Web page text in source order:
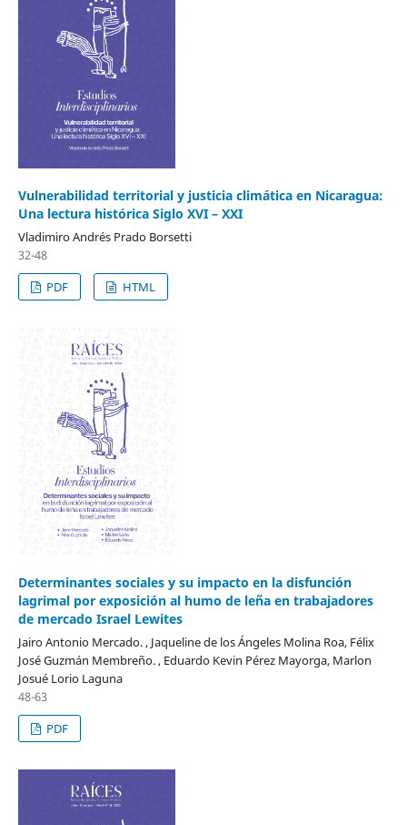
Vulnerabilidad territorial y justicia climática en Nicaragua:
Una lectura histórica Siglo XVI – XXI
Vladimiro Andrés Prado Borsetti
32-48
PDF
HTML
Determinantes sociales y su impacto en la disfunción
lagrimal por exposición al humo de leña en trabajadores
de mercado Israel Lewites
Jairo Antonio Mercado. , Jaqueline de los Ángeles Molina Roa, Félix
José Guzmán Membreño. , Eduardo Kevin Pérez Mayorga, Marlon
Josué Lorio Laguna
48-63
PDF